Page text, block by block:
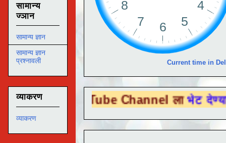
Current time in
You Tube Channel लाभेट देण्यासाठी येथे
सामान्य
ज्ञान
सामान्य ज्ञान
सामान्य ज्ञान
प्रश्नावली
व्याकरण
व्याकरण